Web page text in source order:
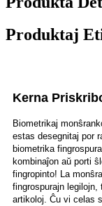
Produktaj
Kerna
Biometrikaj
estas desegnitaj por
biometrika
kombinaĵon aŭ porti
fingropinto! La
fingrospurajn
artikoloj. Ĉu vi celas